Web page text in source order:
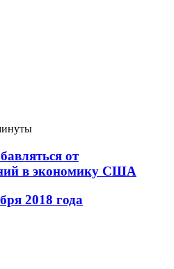
от
в экономику США
2018 года